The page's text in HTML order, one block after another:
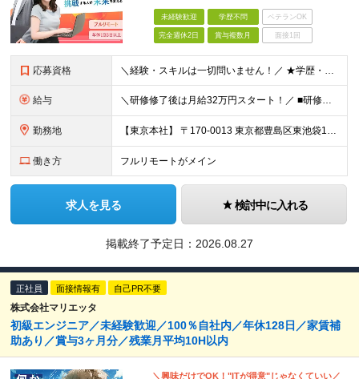
未経験歓迎 学歴不問 ベテランOK
完全週休2日 賞与複数月 面接1回
応募資格 ＼経験・スキルは一切問いません！／ ★学歴・職歴不問 ★未経験・第二新卒歓迎！ ★正社員デビューも応援します！
給与 ＼研修修了後は月給32万円スタート！／ ■研修修了後 月給32万円＋賞与＋インセンティブ賞与 ※残業代は別途支給 ▽研修期間（6カ月）▽ 【経験者】 （営業・接客・マーケティングなどの経験をお持
勤務地 【東京本社】 〒170-0013 東京都豊島区東池袋1-17-11 パークハイツ池袋
働き方 フルリモートがメイン
求人を見る 検討中に入れる
掲載終了予定日： 2026.08.27
正社員 面接情報有 自己PR不要
株式会社マリエッタ
初級エンジニア／未経験歓迎／100％自社内／年休128日／家賃補
助あり／賞与3ヶ月分／残業月平均10H以内
＼興味だけでOK！"ITが得意"じゃなくていい／